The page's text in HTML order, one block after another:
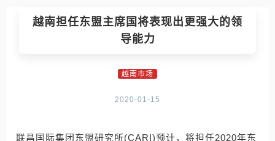
越南担任东盟主席国将表现出更强大的领
导能力
越南市场
2020-01-15
联昌国际集团东盟研究所(CARI)预计，将担任2020年东